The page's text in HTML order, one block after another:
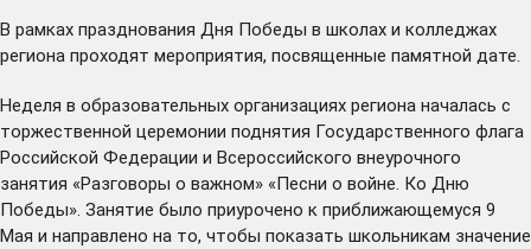
В рамках празднования Дня Победы в школах и колледжах
региона проходят мероприятия, посвященные памятной дате.
Неделя в образовательных организациях региона началась с
торжественной церемонии поднятия Государственного флага
Российской Федерации и Всероссийского внеурочного
занятия «Разговоры о важном» «Песни о войне. Ко Дню
Победы». Занятие было приурочено к приближающемуся 9
Мая и направлено на то, чтобы показать школьникам значение